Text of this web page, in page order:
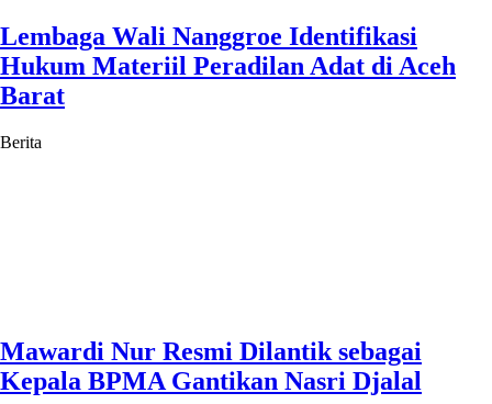
Lembaga Wali Nanggroe Identifikasi
Hukum Materiil Peradilan Adat di Aceh
Barat
Berita
Mawardi Nur Resmi Dilantik sebagai
Kepala BPMA Gantikan Nasri Djalal